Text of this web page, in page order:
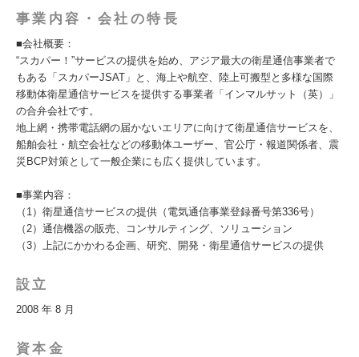
事業内容・会社の特長
■会社概要：
“スカパー！”サービスの提供を始め、アジア最大の衛星通信事業者で
もある「スカパーJSAT」と、海上や航空、陸上可搬型と多様な国際
移動体衛星通信サービスを提供する事業者「インマルサット（英）」
の合弁会社です。
地上網・携帯電話網の届かないエリアに向けて衛星通信サービスを、
船舶会社・航空会社などの移動体ユーザー、官公庁・報道関係者、震
災BCP対策として一般企業にも広く提供しています。
■事業内容：
（1）衛星通信サービスの提供（電気通信事業登録番号第336号）
（2）通信機器の販売、コンサルティング、ソリューション
（3）上記にかかわる企画、研究、開発・衛星通信サービスの提供
設立
2008 年 8 月
資本金